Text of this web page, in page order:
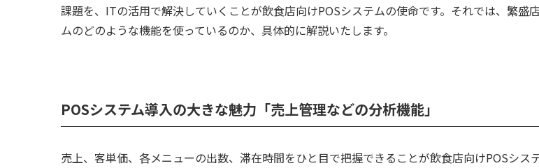
課題を、ITの活用で解決していくことが飲食店向けPOSシステムの使命です。それでは、繁盛
ムのどのような機能を使っているのか、具体的に解説いたします。
POSシステム導入の大きな魅力「売上管理などの分析機能」
売上、客単価、各メニューの出数、滞在時間をひと目で把握できることが飲食店向けPOSシス